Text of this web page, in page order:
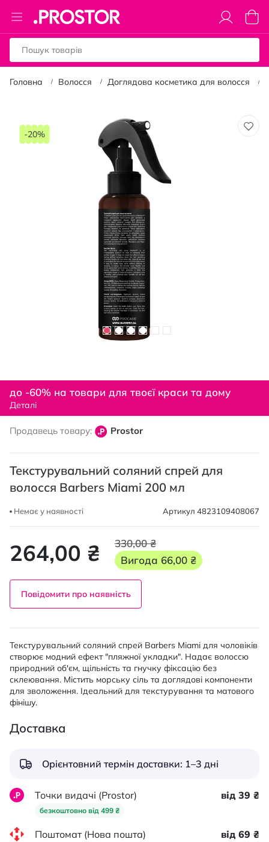
Toggle
Nav
Кошик
Головна Волосся Доглядова косметика для волосся
кінця
-20%
початку
галереї
до -60% на товари для твоєї краси та дому
Деталі
Продавець товару: Prostor
Текстурувальний соляний спрей для
волосся Barbers Miami 200 мл
Немає у наявності Артикул 4823109408067
264,00 ₴
330,00 ₴
Вигода 66,00 ₴
Повідомити про наявність
Текстурувальний соляний спрей Barbers Miami для чоловіків
створює модний ефект "пляжної укладки". Надає волоссю
природний об'єм, щільність та гнучку фіксацію без
склеювання. Містить морську сіль та доглядові компоненти
для зволоження. Ідеальний для текстурування та матового
фінішу.
Доставка
Орієнтовний термін доставки: 1–3 дні
Точки видачі (Prostor)
безкоштовно від 499 ₴
від 39 ₴
Поштомат (Нова пошта) від 69 ₴